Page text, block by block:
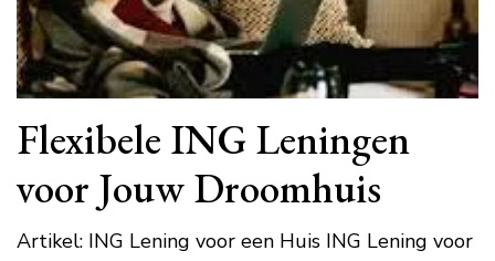
Flexibele ING Leningen
voor Jouw Droomhuis
Artikel: ING Lening voor een Huis ING Lening voor